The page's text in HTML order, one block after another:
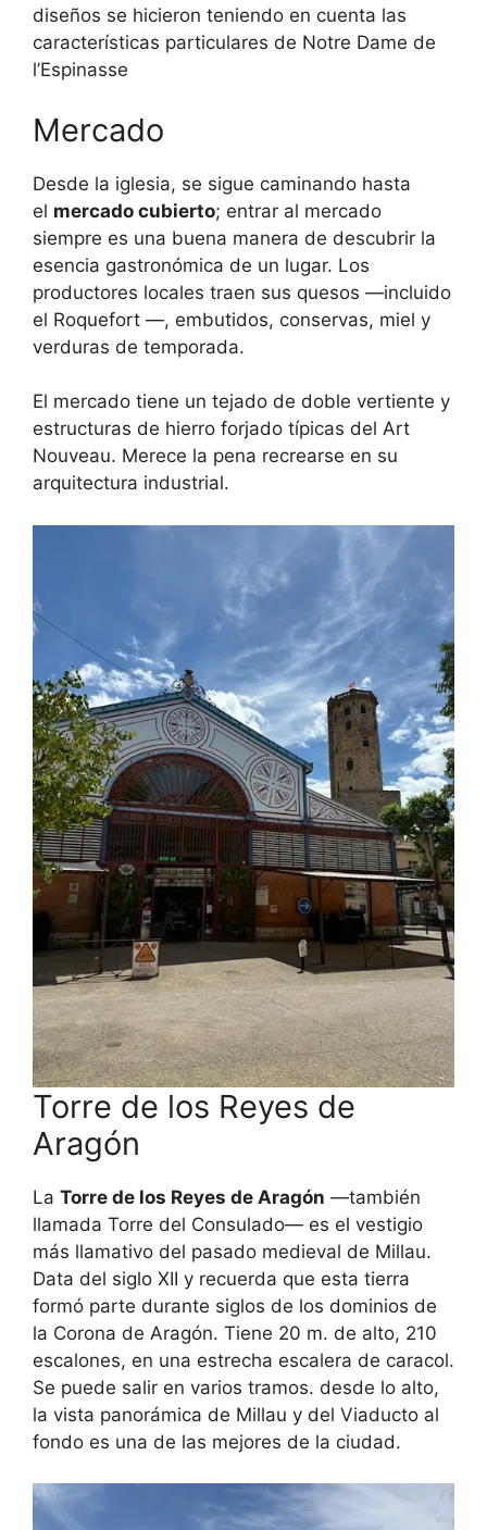
diseños se hicieron teniendo en cuenta las
características particulares de Notre Dame de
l’Espinasse
Mercado
Desde la iglesia, se sigue caminando hasta
el mercado cubierto; entrar al mercado
siempre es una buena manera de descubrir la
esencia gastronómica de un lugar. Los
productores locales traen sus quesos —incluido
el Roquefort —, embutidos, conservas, miel y
verduras de temporada.
El mercado tiene un tejado de doble vertiente y
estructuras de hierro forjado típicas del Art
Nouveau. Merece la pena recrearse en su
arquitectura industrial.
Torre de los Reyes de
Aragón
La Torre de los Reyes de Aragón —también
llamada Torre del Consulado— es el vestigio
más llamativo del pasado medieval de Millau.
Data del siglo XII y recuerda que esta tierra
formó parte durante siglos de los dominios de
la Corona de Aragón. Tiene 20 m. de alto, 210
escalones, en una estrecha escalera de caracol.
Se puede salir en varios tramos. desde lo alto,
la vista panorámica de Millau y del Viaducto al
fondo es una de las mejores de la ciudad.